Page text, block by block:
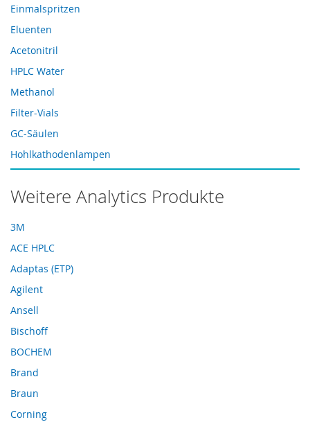
Einmalspritzen
Eluenten
Acetonitril
HPLC Water
Methanol
Filter-Vials
GC-Säulen
Hohlkathodenlampen
HPLC-Ersatzteile
HPLC-Zubehör
Microliter-Spritzen
Weitere Analytics Produkte
3M
ACE HPLC
Adaptas (ETP)
Agilent
Ansell
Bischoff
BOCHEM
Brand
Braun
Corning